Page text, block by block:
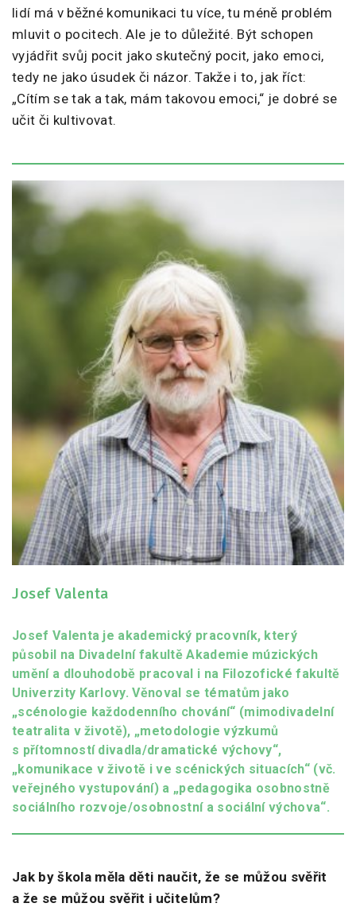
lidí má v běžné komunikaci tu více, tu méně problém
mluvit o pocitech. Ale je to důležité. Být schopen
vyjádřit svůj pocit jako skutečný pocit, jako emoci,
tedy ne jako úsudek či názor. Takže i to, jak říct:
„Cítím se tak a tak, mám takovou emoci,“ je dobré se
učit či kultivovat.
Josef Valenta
Josef Valenta je akademický pracovník, který
působil na Divadelní fakultě Akademie múzických
umění a dlouhodobě pracoval i na Filozofické fakultě
Univerzity Karlovy. Věnoval se tématům jako
„scénologie každodenního chování“ (mimodivadelní
teatralita v životě), „metodologie výzkumů
s přítomností divadla/dramatické výchovy“,
„komunikace v životě i ve scénických situacích“ (vč.
veřejného vystupování) a „pedagogika osobnostně
sociálního rozvoje/osobnostní a sociální výchova“.
Jak by škola měla děti naučit, že se můžou svěřit
a že se můžou svěřit i učitelům?